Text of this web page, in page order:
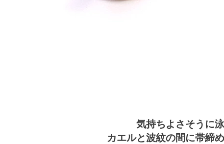
気持ちよさそうに
カエルと波紋の間に帯締